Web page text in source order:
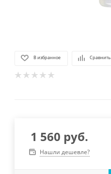
В избранное Сравнить
1 560 руб.
Нашли дешевле?